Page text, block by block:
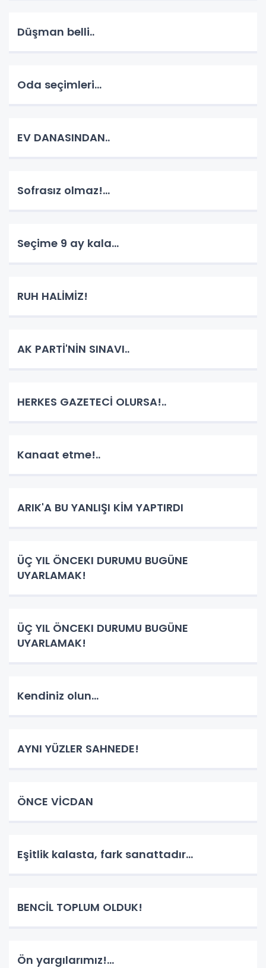
Düşman belli..
Oda seçimleri...
EV DANASINDAN..
Sofrasız olmaz!...
Seçime 9 ay kala...
RUH HALİMİZ!
AK PARTİ'NİN SINAVI..
HERKES GAZETECİ OLURSA!..
Kanaat etme!..
ARIK'A BU YANLIŞI KİM YAPTIRDI
ÜÇ YIL ÖNCEKI DURUMU BUGÜNE
UYARLAMAK!
ÜÇ YIL ÖNCEKI DURUMU BUGÜNE
UYARLAMAK!
Kendiniz olun...
AYNI YÜZLER SAHNEDE!
ÖNCE VİCDAN
Eşitlik kalasta, fark sanattadır...
BENCİL TOPLUM OLDUK!
Ön yargılarımız!...